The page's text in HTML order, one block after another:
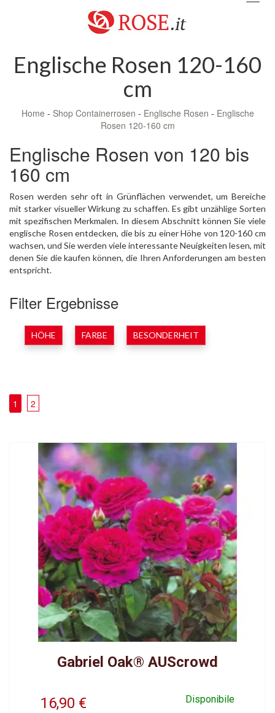
Englische Rosen 120-160
cm
Home - Shop Containerrosen - Englische Rosen - Englische
Rosen 120-160 cm
Englische Rosen von 120 bis
160 cm
Rosen werden sehr oft in Grünflächen verwendet, um Bereiche
mit starker visueller Wirkung zu schaffen. Es gibt unzählige Sorten
mit spezifischen Merkmalen. In diesem Abschnitt können Sie viele
englische Rosen entdecken, die bis zu einer Höhe von 120-160 cm
wachsen, und Sie werden viele interessante Neuigkeiten lesen, mit
denen Sie die kaufen können, die Ihren Anforderungen am besten
entspricht.
Filter Ergebnisse
HÖHE FARBE BESONDERHEIT
1 2
Gabriel Oak® AUScrowd
16,90 Disponibile
€